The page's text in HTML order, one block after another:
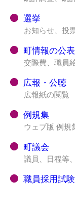
選挙
お知らせ、投
町情報の公
交際費、職員
広報・公聴
広報紙の閲覧
例規集
ウェブ版 例規
町議会
議員、日程等
職員採用試験